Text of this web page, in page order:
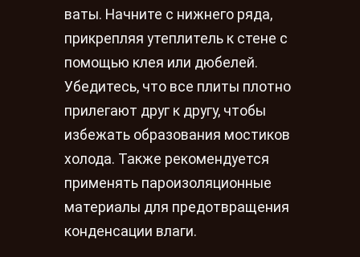
ваты. Начните с нижнего ряда,
прикрепляя утеплитель к стене с
помощью клея или дюбелей.
Убедитесь, что все плиты плотно
прилегают друг к другу, чтобы
избежать образования мостиков
холода. Также рекомендуется
применять пароизоляционные
материалы для предотвращения
конденсации влаги.